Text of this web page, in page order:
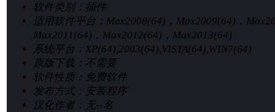
软件类别： 插件
适用软件平台： Max2008(64)，Max2009(64)，
Max2011(64)，Max2012(64)，Max2013(64)
系统平台： XP(64),2003(64),VISTA(64),WIN7(64)
原版下载： 不需要
软件性质： 免费软件
发布方式： 安装程序
汉化作者： 无--名